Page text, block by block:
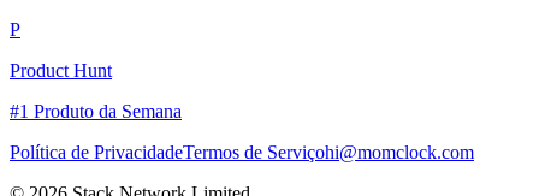
P
Product Hunt
#1 Produto da Semana
Política de PrivacidadeTermos de Serviçohi@momclock.com